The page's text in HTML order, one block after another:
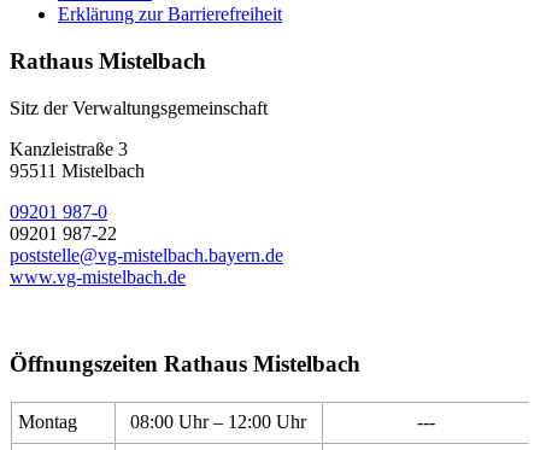
Erklärung zur Barrierefreiheit
Rathaus Mistelbach
Sitz der Verwaltungsgemeinschaft
Kanzleistraße 3
95511 Mistelbach
09201 987-0
09201 987-22
poststelle@vg-mistelbach.bayern.de
www.vg-mistelbach.de
Öffnungszeiten Rathaus Mistelbach
Montag 08:00 Uhr – 12:00 Uhr
---